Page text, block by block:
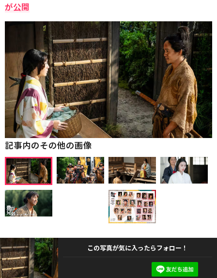
が公開
記事内のその他の画像
この写真が気に入ったらフォロー！